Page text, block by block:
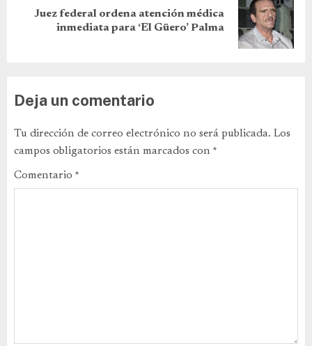
Juez federal ordena atención médica
inmediata para ‘El Güero’ Palma
Deja un comentario
Tu dirección de correo electrónico no será publicada. Los
campos obligatorios están marcados con *
Comentario *